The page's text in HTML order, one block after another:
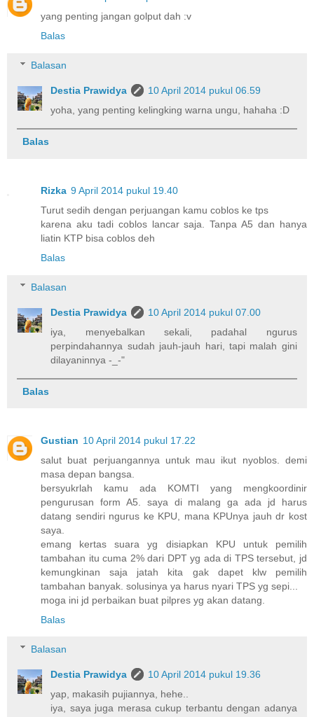
yang penting jangan golput dah :v
Balas
Balasan
Destia Prawidya
10 April 2014 pukul 06.59
yoha, yang penting kelingking warna ungu, hahaha :D
Balas
Rizka 9 April 2014 pukul 19.40
Turut sedih dengan perjuangan kamu coblos ke tps
karena aku tadi coblos lancar saja. Tanpa A5 dan hanya
liatin KTP bisa coblos deh
Balas
Balasan
Destia Prawidya
10 April 2014 pukul 07.00
iya, menyebalkan sekali, padahal ngurus
perpindahannya sudah jauh-jauh hari, tapi malah gini
dilayaninnya -_-"
Balas
Gustian 10 April 2014 pukul 17.22
salut buat perjuangannya untuk mau ikut nyoblos. demi
masa depan bangsa.
bersyukrlah kamu ada KOMTI yang mengkoordinir
pengurusan form A5. saya di malang ga ada jd harus
datang sendiri ngurus ke KPU, mana KPUnya jauh dr kost
saya.
emang kertas suara yg disiapkan KPU untuk pemilih
tambahan itu cuma 2% dari DPT yg ada di TPS tersebut, jd
kemungkinan saja jatah kita gak dapet klw pemilih
tambahan banyak. solusinya ya harus nyari TPS yg sepi...
moga ini jd perbaikan buat pilpres yg akan datang.
Balas
Balasan
Destia Prawidya
10 April 2014 pukul 19.36
yap, makasih pujiannya, hehe..
iya, saya juga merasa cukup terbantu dengan adanya